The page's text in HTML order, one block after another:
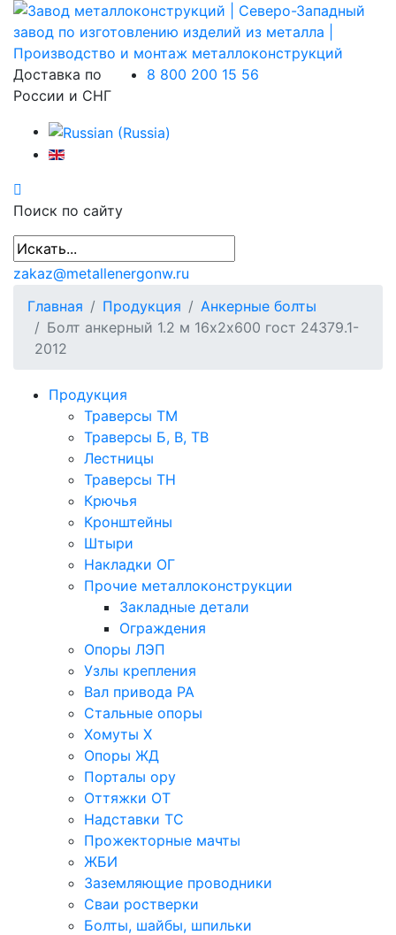
Доставка по
России и СНГ
8 800 200 15 56
Поиск по сайту
zakaz@metallenergonw.ru
Главная
Продукция
Анкерные болты
Болт анкерный 1.2 м 16х2х600 гост 24379.1-
2012
Продукция
Траверсы ТМ
Траверсы Б, В, ТВ
Лестницы
Траверсы ТН
Крючья
Кронштейны
Штыри
Накладки ОГ
Прочие металлоконструкции
Закладные детали
Ограждения
Опоры ЛЭП
Узлы крепления
Вал привода РА
Стальные опоры
Хомуты Х
Опоры ЖД
Порталы ору
Оттяжки ОТ
Надставки ТС
Прожекторные мачты
ЖБИ
Заземляющие проводники
Сваи ростверки
Болты, шайбы, шпильки